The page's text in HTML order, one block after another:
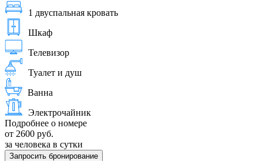
1 двуспальная кровать
Шкаф
Телевизор
Туалет и душ
Ванна
Электрочайник
Подробнее о номере
от 2600 руб.
за человека в сутки
Запросить бронирование